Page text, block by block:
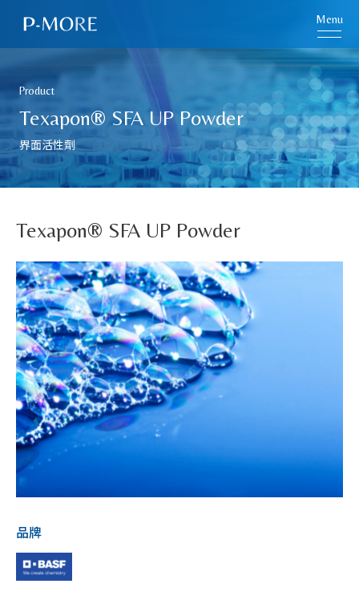
Menu
Product
Texapon® SFA UP Powder
界面活性劑
Texapon® SFA UP Powder
品牌